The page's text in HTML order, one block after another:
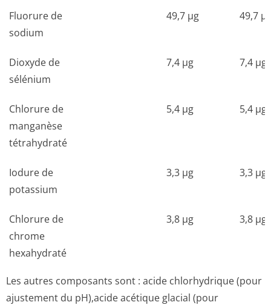
Fluorure de
sodium
49,7 µg 49,7
Dioxyde de
sélénium
7,4 µg 7,4 µg
Chlorure de
manganèse
tétrahydraté
5,4 µg 5,4 µg
Iodure de
potassium
3,3 µg 3,3 µg
Chlorure de
chrome
hexahydraté
3,8 µg 3,8 µg
Les autres composants sont : acide chlorhydrique (pour
ajustement du pH),acide acétique glacial (pour